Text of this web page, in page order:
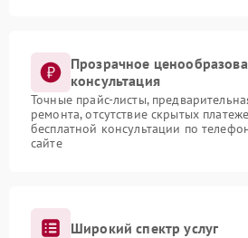
Прозрачное
консультация
Точные прайс-листы,
ремонта, отсутствие скрытых
бесплатной консультации по
сайте
Широкий спектр услуг